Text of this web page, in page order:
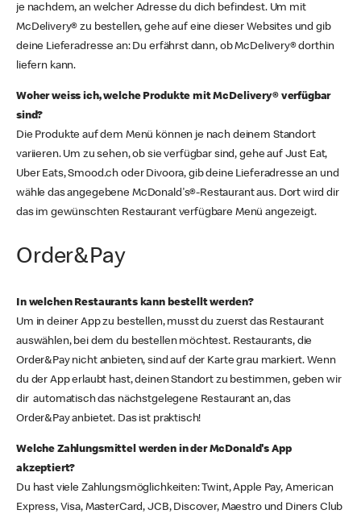
je nachdem, an welcher Adresse du dich befindest. Um mit
McDelivery® zu bestellen, gehe auf eine dieser Websites und gib
deine Lieferadresse an: Du erfährst dann, ob McDelivery® dorthin
liefern kann.
Woher weiss ich, welche Produkte mit McDelivery® verfügbar
sind?
Die Produkte auf dem Menü können je nach deinem Standort
variieren. Um zu sehen, ob sie verfügbar sind, gehe auf Just Eat,
Uber Eats, Smood.ch oder Divoora, gib deine Lieferadresse an und
wähle das angegebene McDonald's®-Restaurant aus. Dort wird dir
das im gewünschten Restaurant verfügbare Menü angezeigt.
Order&Pay
In welchen Restaurants kann bestellt werden?
Um in deiner App zu bestellen, musst du zuerst das Restaurant
auswählen, bei dem du bestellen möchtest. Restaurants, die
Order&Pay nicht anbieten, sind auf der Karte grau markiert. Wenn
du der App erlaubt hast, deinen Standort zu bestimmen, geben wir
dir automatisch das nächstgelegene Restaurant an, das
Order&Pay anbietet. Das ist praktisch!
Welche Zahlungsmittel werden in der McDonald's App
akzeptiert?
Du hast viele Zahlungsmöglichkeiten: Twint, Apple Pay, American
Express, Visa, MasterCard, JCB, Discover, Maestro und Diners Club